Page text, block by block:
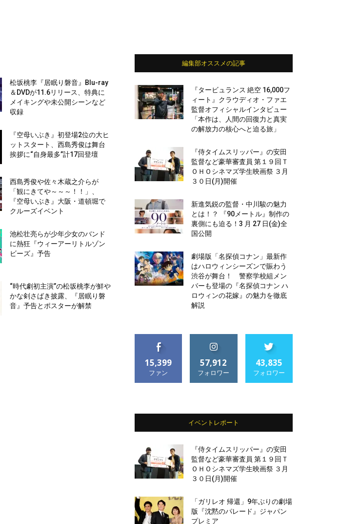
松坂桃李『居眠り磐音』Blu-ray
＆DVDが11.6リリース、特典に
メイキングや未公開シーンなど
収録
『空母いぶき』初登場2位の大ヒ
ットスタート、西島秀俊は舞台
挨拶に“自身最多”計17回登壇
西島秀俊や佐々木蔵之介らが
「観にきてや～～～！！」、
『空母いぶき』大阪・道頓堀で
クルーズイベント
池松壮亮らが少年少女のバンド
に熱狂『ウィーアーリトルゾン
ビーズ』予告
“時代劇初主演”の松坂桃李が鮮や
かな剣さばき披露、『居眠り磐
音』予告とポスターが解禁
編集部オススメの記事
『タービュランス 絶空 16,000フ
ィート』クラウディオ・ファエ
監督オフィシャルインタビュー
「本作は、人間の回復力と真実
の解放力の核心へと迫る旅」
『侍タイムスリッパー』の安田
監督など豪華審査員 第１９回Ｔ
ＯＨＯシネマズ学生映画祭 ３月
３０日(月)開催
新進気鋭の監督・中川駿の魅力
とは！？ 『90メートル』制作の
裏側にも迫る！3 月 27 日(金)全
国公開
劇場版「名探偵コナン」最新作
はハロウィンシーズンで賑わう
渋谷が舞台！ 警察学校組メン
バーも登場の『名探偵コナン ハ
ロウィンの花嫁』の魅力を徹底
解説
15,399
ファン
57,912
フォロワー
43,835
フォロワー
イベントレポート
『侍タイムスリッパー』の安田
監督など豪華審査員 第１９回Ｔ
ＯＨＯシネマズ学生映画祭 ３月
３０日(月)開催
「ガリレオ 帰還」9年ぶりの劇場
版『沈黙のパレード』ジャパン
プレミア